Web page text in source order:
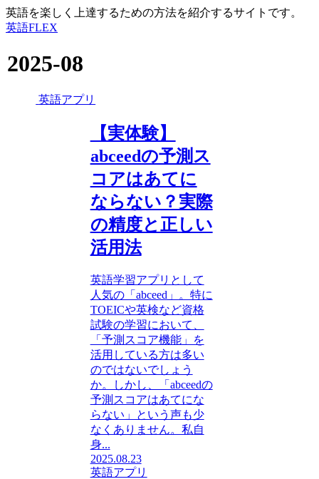
英語を楽しく上達するための方法を紹介するサイトです。
英語FLEX
2025-08
英語アプリ
【実体験】
abceedの予測ス
コアはあてに
ならない？実際
の精度と正しい
活用法
英語学習アプリとして
人気の「abceed」。特に
TOEICや英検など資格
試験の学習において、
「予測スコア機能」を
活用している方は多い
のではないでしょう
か。しかし、「abceedの
予測スコアはあてにな
らない」という声も少
なくありません。私自
身...
2025.08.23
英語アプリ